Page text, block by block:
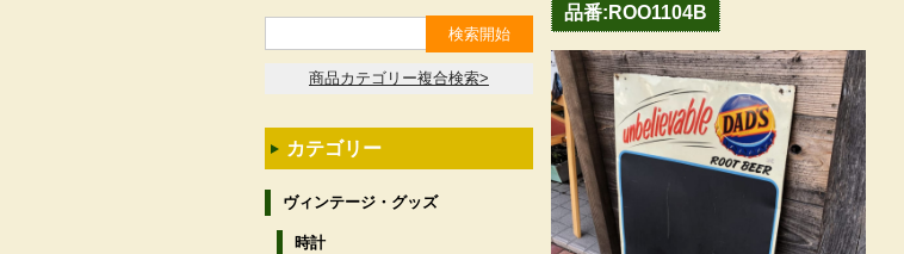
品番:ROO1104B
商品カテゴリー複合検索>
カテゴリー
ヴィンテージ・グッズ
時計